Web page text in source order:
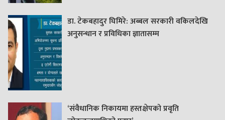
डा. टेकबहादुर घिमिरे: अब्बल सरकारी वकिलदेखि
अनुसन्धान र प्रविधिका ज्ञातासम्म
‘संवैधानिक निकायमा हस्तक्षेपको प्रवृति